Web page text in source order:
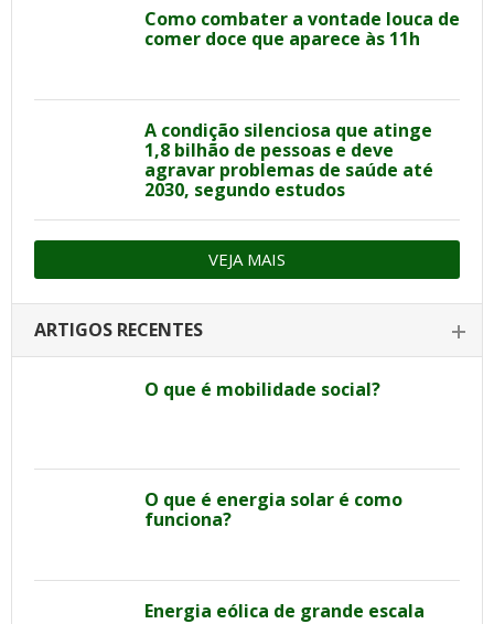
Como combater a vontade louca de
comer doce que aparece às 11h
A condição silenciosa que atinge
1,8 bilhão de pessoas e deve
agravar problemas de saúde até
2030, segundo estudos
VEJA MAIS
ARTIGOS RECENTES
O que é mobilidade social?
O que é energia solar é como
funciona?
Energia eólica de grande escala